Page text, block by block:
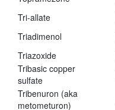
Tri-allate
Triadimenol
Triazoxide
Tribasic copper
sulfate
Tribenuron (aka
metometuron)